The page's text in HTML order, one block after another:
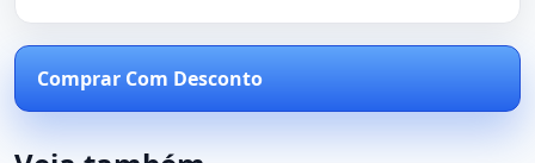
Comprar Com Desconto